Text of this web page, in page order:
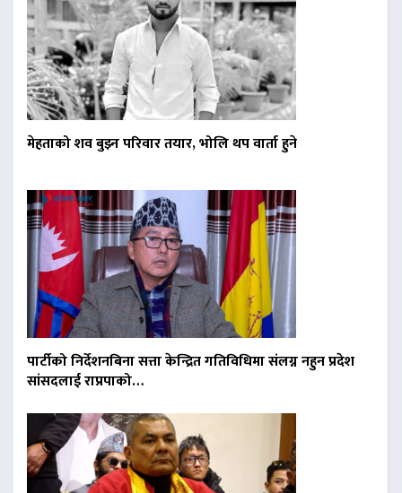
मेहताको शव बुझ्न परिवार तयार, भोलि थप वार्ता हुने
पार्टीको निर्देशनबिना सत्ता केन्द्रित गतिविधिमा संलग्न नहुन प्रदेश
सांसदलाई राप्रपाको…